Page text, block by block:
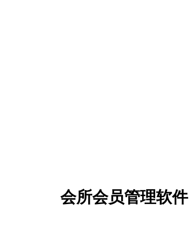
会所会员管理软件